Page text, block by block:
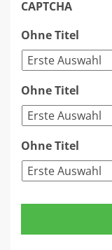
CAPTCHA
Ohne Titel
Ohne Titel
Ohne Titel